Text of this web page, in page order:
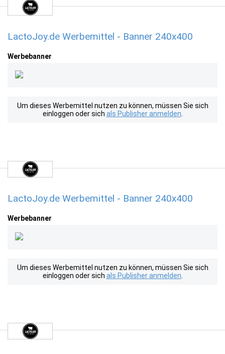
LactoJoy.de Werbemittel - Banner 240x400
Werbebanner
Um dieses Werbemittel nutzen zu können, müssen Sie sich
einloggen oder sich als Publisher anmelden
LactoJoy.de Werbemittel - Banner 240x400
Werbebanner
Um dieses Werbemittel nutzen zu können, müssen Sie sich
einloggen oder sich als Publisher anmelden